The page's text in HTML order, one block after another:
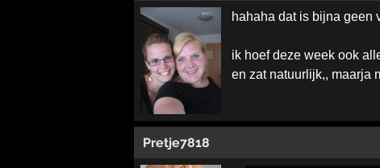
hahaha dat is bijna geen
ik hoef deze week ook
en zat natuurlijk,, maarja
Pretje7818